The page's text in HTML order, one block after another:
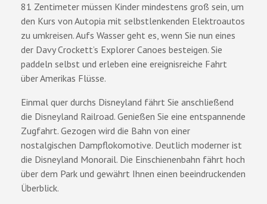
81 Zentimeter müssen Kinder mindestens groß sein, um
den Kurs von Autopia mit selbstlenkenden Elektroautos
zu umkreisen. Aufs Wasser geht es, wenn Sie nun eines
der Davy Crockett’s Explorer Canoes besteigen. Sie
paddeln selbst und erleben eine ereignisreiche Fahrt
über Amerikas Flüsse.
Einmal quer durchs Disneyland fährt Sie anschließend
die Disneyland Railroad. Genießen Sie eine entspannende
Zugfahrt. Gezogen wird die Bahn von einer
nostalgischen Dampflokomotive. Deutlich moderner ist
die Disneyland Monorail. Die Einschienenbahn fährt hoch
über dem Park und gewährt Ihnen einen beeindruckenden
Überblick.